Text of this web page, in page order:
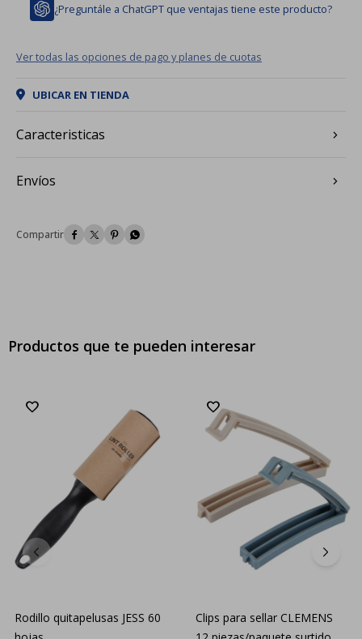
¿Preguntále a ChatGPT que ventajas tiene este producto?
Ver todas las opciones de pago y planes de cuotas
UBICAR EN TIENDA
Caracteristicas
Envíos
   
Productos que te pueden interesar
Rodillo quitapelusas JESS 60
Clips para sellar CLEMENS